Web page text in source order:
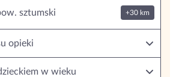
+30 km
opieki
w wieku